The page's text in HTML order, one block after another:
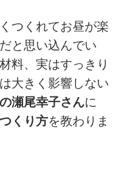
つくれてお昼が楽
と思い込んでい
料、実はすっきり
大きく影響しない
瀬尾幸子さんに
くり方を教わりま